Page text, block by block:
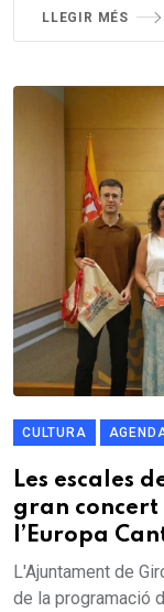
LLEGIR MÉS
CULTURA
Les escales
gran concert
l’Europa
L'Ajuntament de
de la programació